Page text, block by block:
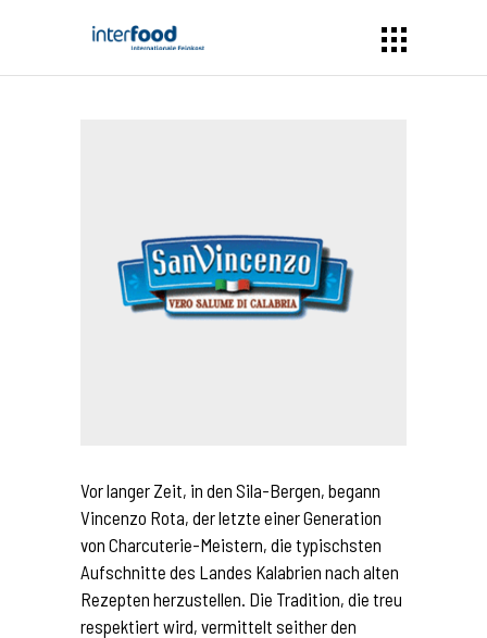
Vor langer Zeit, in den Sila-Bergen, begann
Vincenzo Rota, der letzte einer Generation
von Charcuterie-Meistern, die typischsten
Aufschnitte des Landes Kalabrien nach alten
Rezepten herzustellen. Die Tradition, die treu
respektiert wird, vermittelt seither den